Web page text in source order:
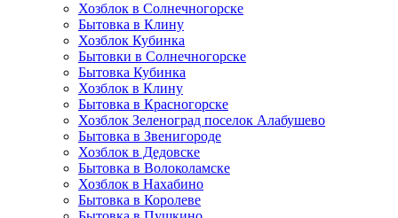
Хозблок в Солнечногорске
Бытовка в Клину
Хозблок Кубинка
Бытовки в Солнечногорске
Бытовка Кубинка
Хозблок в Клину
Бытовка в Красногорске
Хозблок Зеленоград поселок Алабушево
Бытовка в Звенигороде
Хозблок в Дедовске
Бытовка в Волоколамске
Хозблок в Нахабино
Бытовка в Королеве